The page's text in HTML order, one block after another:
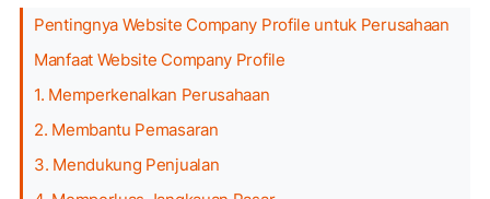
Pentingnya Website Company Profile untuk Perusahaan
Manfaat Website Company Profile
1. Memperkenalkan Perusahaan
2. Membantu Pemasaran
3. Mendukung Penjualan